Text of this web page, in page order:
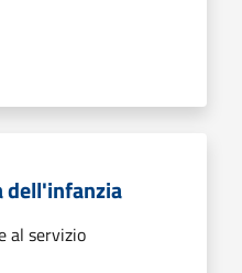
dell'infanzia
al servizio